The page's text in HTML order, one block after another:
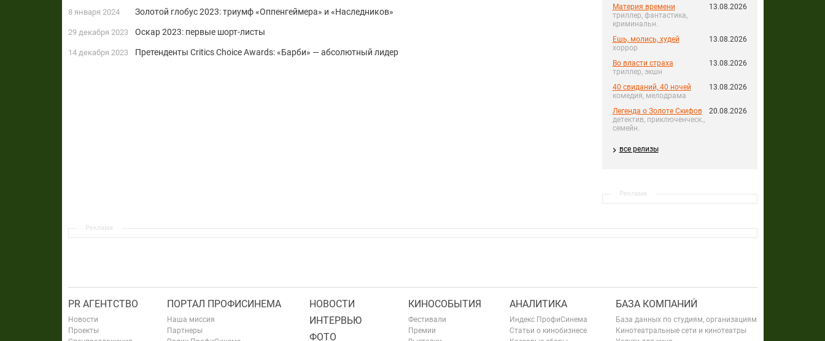
Материя времени
триллер, фантастика,
криминальн.
13.08.2026
Ешь, молись, худей
хоррор
13.08.2026
Во власти страха
триллер, экшн
13.08.2026
40 свиданий, 40 ночей
комедия, мелодрама
13.08.2026
Легенда о Золоте Скифов
детектив, приключенческ.,
семейн.
20.08.2026
все релизы
Реклама
8 января 2024 Золотой глобус 2023: триумф «Оппенгеймера» и «Наследников»
29 декабря 2023 Оскар 2023: первые шорт-листы
14 декабря 2023 Претенденты Critics Choice Awards: «Барби» — абсолютный лидер
Реклама
PR АГЕНТСТВО
Новости
Проекты
ПОРТАЛ ПРОФИСИНЕМА
Наша миссия
Партнеры
НОВОСТИ
ИНТЕРВЬЮ
ФОТО
КИНОСОБЫТИЯ
Фестивали
Премии
АНАЛИТИКА
Индекс ПрофиСинема
Статьи о кинобизнесе
БАЗА КОМПАНИЙ
База данных по студиям, организациям
Кинотеатральные сети и кинотеатры